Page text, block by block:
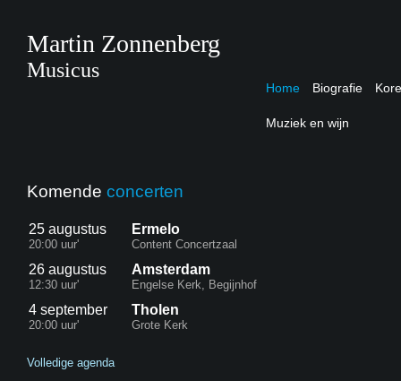
Martin Zonnenberg
Musicus
Home Biografie
Muziek en wijn
Komende concerten
25 augustus
20:00 uur'
Ermelo
Content Concertzaal
26 augustus
12:30 uur'
Amsterdam
Engelse Kerk, Begijnhof
4 september
20:00 uur'
Tholen
Grote Kerk
Volledige agenda